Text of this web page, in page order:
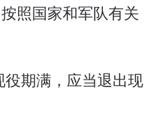
照国家和军队有关
期满，应当退出现